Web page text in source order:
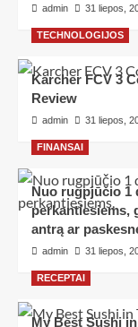
admin 31 liepos,
TECHNOLOGIJOS
Karcher FCV 3
Review
admin 31 liepos,
FINANSAI
Nuo rugpjūčio 1
perkantiesiems,
antrą ar
admin 31 liepos,
RECEPTAI
My Best Sushi